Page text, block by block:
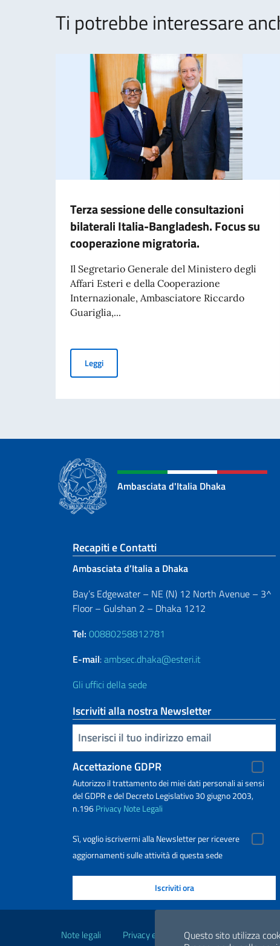
Questo sito utilizza
Ti potrebbe interessare
Terza sessione delle consultazioni
bilaterali Italia-Bangladesh. Focus su
cooperazione migratoria.
Il Segretario Generale del Ministero degli
Affari Esteri e della Cooperazione
Internazionale, Ambasciatore Riccardo
Guariglia,...
LeggiTerza sessione delle consultazioni bilaterali
Ambasciata d'Italia Dhaka
Sezione footer
Recapiti e Contatti
Ambasciata d’Italia a Dhaka
Bay’s Edgewater – NE (N) 12 North Avenue – 3^
Floor – Gulshan 2 – Dhaka 1212
Tel: 00880258812781
E-mail:ambsec.dhaka@esteri.it
Gli uffici della sede
Iscriviti alla nostra Newsletter
Inserisci la tua email
Accettazione GDPR
Autorizzo il trattamento dei miei dati personali ai sensi
del GDPR e del Decreto Legislativo 30 giugno 2003,
n.196PrivacyNote Legali
Sì, voglio iscrivermi alla Newsletter per ricevere
aggiornamenti sulle attività di questa sede
Note legali Privacy e cookie policy